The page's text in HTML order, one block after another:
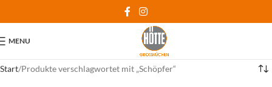
MENU
Start Produkte verschlagwortet mit „Schöpfer“